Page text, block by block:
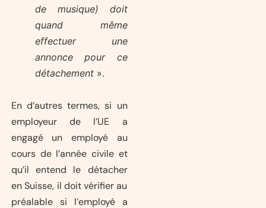
de musique) doit
quand même
effectuer une
annonce pour ce
détachement».
En d’autres termes, si un
employeur de l’UE a
engagé un employé au
cours de l’année civile et
qu’il entend le détacher
en Suisse, il doit vérifier au
préalable si l’employé a